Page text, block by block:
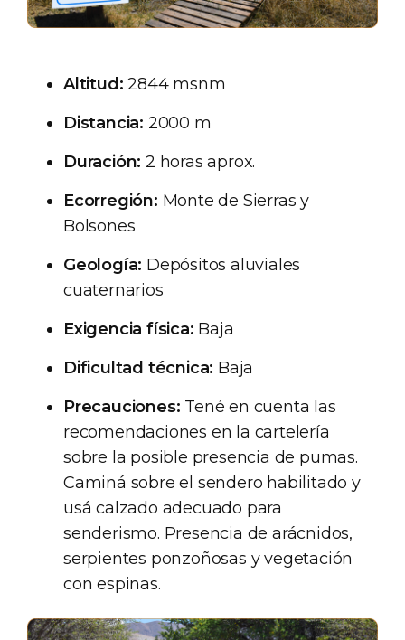
Altitud: 2844 msnm
Distancia: 2000 m
Duración: 2 horas aprox.
Ecorregión: Monte de Sierras y
Bolsones
Geología: Depósitos aluviales
cuaternarios
Exigencia física: Baja
Dificultad técnica: Baja
Precauciones: Tené en cuenta las
recomendaciones en la cartelería
sobre la posible presencia de pumas.
Caminá sobre el sendero habilitado y
usá calzado adecuado para
senderismo. Presencia de arácnidos,
serpientes ponzoñosas y vegetación
con espinas.